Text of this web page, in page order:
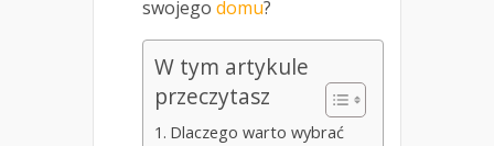
swojego domu?
W tym artykule
przeczytasz
Dlaczego warto wybrać